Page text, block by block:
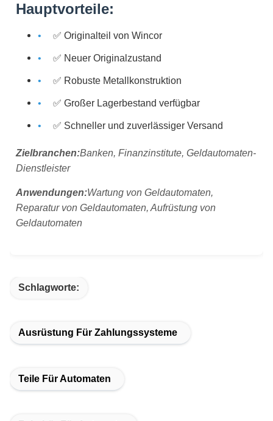
Hauptvorteile:
✅ Originalteil von Wincor
✅ Neuer Originalzustand
✅ Robuste Metallkonstruktion
✅ Großer Lagerbestand verfügbar
✅ Schneller und zuverlässiger Versand
Zielbranchen:Banken, Finanzinstitute, Geldautomaten-
Dienstleister
Anwendungen:Wartung von Geldautomaten,
Reparatur von Geldautomaten, Aufrüstung von
Geldautomaten
Schlagworte:
Ausrüstung Für Zahlungssysteme
Teile Für Automaten